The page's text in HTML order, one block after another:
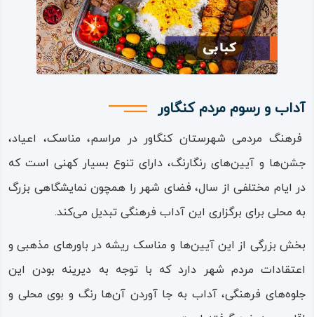
آقا، بقعه محمد ابراهیم، مسجد جامع، مسجد امام‌ زاده و
بسیاری دیگر از اماکن مذهبی اشاره نمود.
جاذبه‌های طبیعی و تفریحی در این شهر، به دلیل نوع آب‌ و هوا
و اقلیم مساعد، بسیار متنوع و فراوان است؛ جاذبه‌های طبیعی‌
چشمه دارصیفور، چشمه هندی‌ آباد، معدن باغ‌ ملی، معدن چل‌
مران، معدن اله‌ دانه و بسیاری از مناطق دیدنی و سرسبزی چون
باغ‌ها و بوستان‌های طبیعی و تفریحی که در فصل‌های تابستان
و بهار جاذبه‌های مطبوع و دلنشینی برای گردشگران پدید
می‌آورند.
فرهنگ، سنت، پوشش و زبان مردم شهرستان
کنگاور
آداب و رسوم مردم کنگاور
فرهنگ مردمی شهرستان کنگاور در مراسم، مناسک، اعیاد،
جشن‌ها و آیین‌های رنگارنگ، دارای تنوع بسیار کهنی است که
در ایام مختلفی از سال، فضای شهر را همچون نمایشگاهی بزرگ
به محلی برای برگزاری این آداب فرهنگی تبدیل می‌کند.
بخش بزرگی از این آیین‌ها و مناسک ریشه در باورهای مذهبی و
اعتقادات مردم شهر دارد که با توجه به دیرینه بودن این
جلوه‌های فرهنگی، آداب به جا آوردن آن‌ها رنگ و بوی محلی و